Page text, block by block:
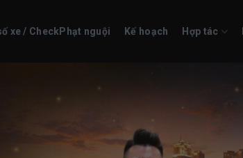
xe / CheckPhạt nguội Kế hoạch Hợp tác